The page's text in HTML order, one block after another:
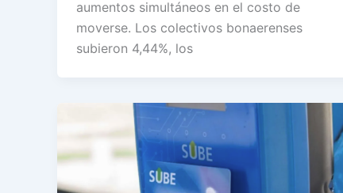
aumentos simultáneos en el costo de
moverse. Los colectivos bonaerenses
subieron 4,44%, los